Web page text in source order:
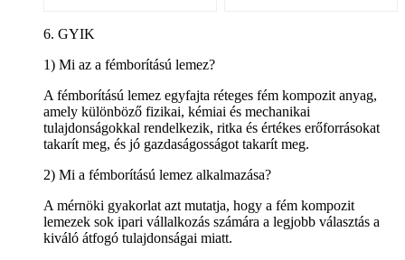
6. GYIK
1) Mi az a fémborítású lemez?
A fémborítású lemez egyfajta réteges fém kompozit anyag,
amely különböző fizikai, kémiai és mechanikai
tulajdonságokkal rendelkezik, ritka és értékes erőforrásokat
takarít meg, és jó gazdaságosságot takarít meg.
2) Mi a fémborítású lemez alkalmazása?
A mérnöki gyakorlat azt mutatja, hogy a fém kompozit
lemezek sok ipari vállalkozás számára a legjobb választás a
kiváló átfogó tulajdonságai miatt.